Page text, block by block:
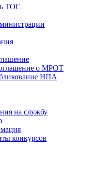
ТОС
о МРОТ
НПА
на службу
конкурсов